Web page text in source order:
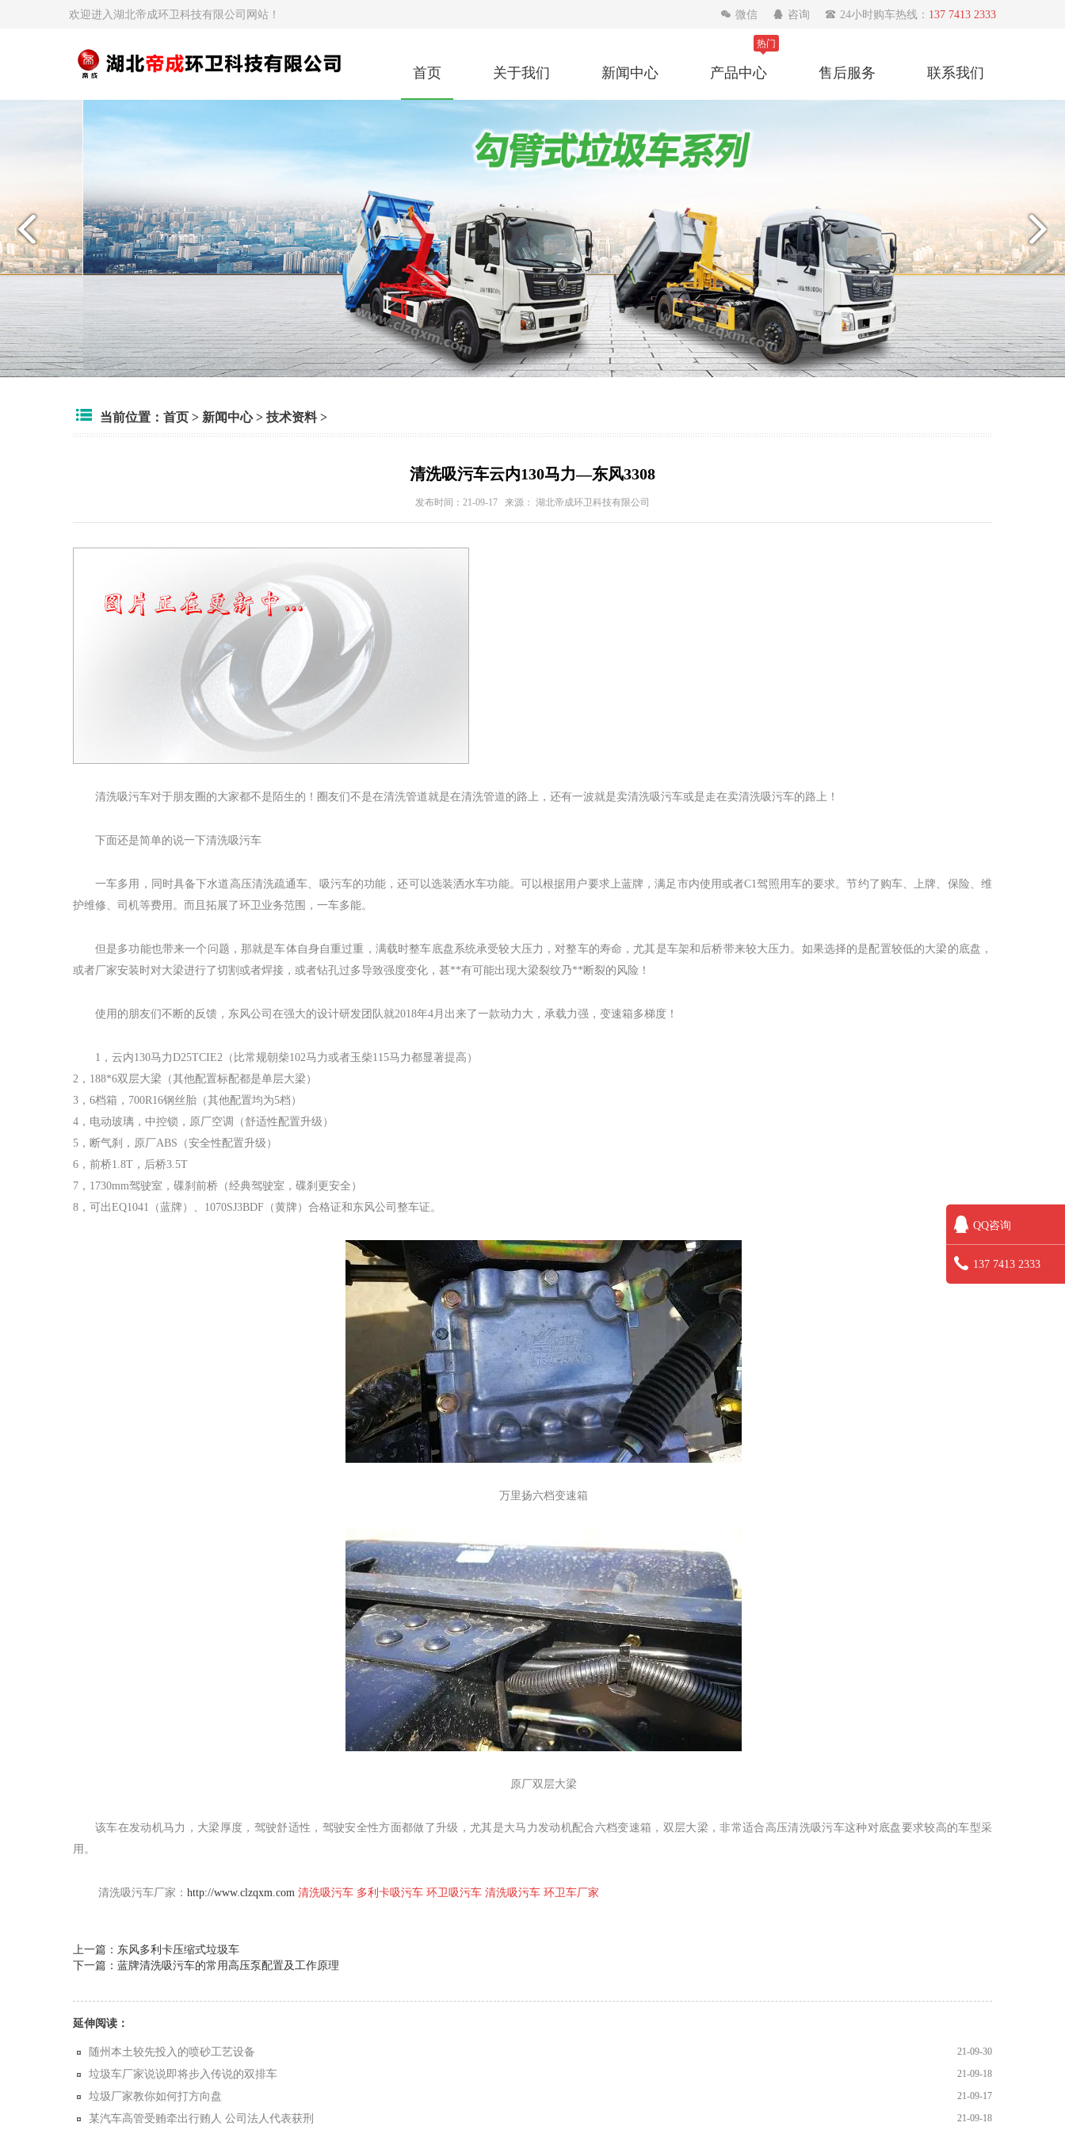
欢迎进入湖北帝成环卫科技有限公司网站！  微信  咨询  24小时购车热线： 137 7413 2333
首页 关于我们 新闻中心
热门
产品中心 售后服务 联系我们
当前位置： 首页 > 新闻中心> 技术资料>
清洗吸污车云内130马力—东风3308
发布时间：21-09-17 来源： 湖北帝成环卫科技有限公司
清洗吸污车对于朋友圈的大家都不是陌生的！圈友们不是在清洗管道就是在清洗管道的路上，还有一波就是卖清洗吸污车或是走在卖清洗吸污车的路上！
下面还是简单的说一下清洗吸污车
一车多用，同时具备下水道高压清洗疏通车、吸污车的功能，还可以选装洒水车功能。可以根据用户要求上蓝牌，满足市内使用或者C1驾照用车的要求。节约了购车、上牌、保险、维
护维修、司机等费用。而且拓展了环卫业务范围，一车多能。
但是多功能也带来一个问题，那就是车体自身自重过重，满载时整车底盘系统承受较大压力，对整车的寿命，尤其是车架和后桥带来较大压力。如果选择的是配置较低的大梁的底盘，
或者厂家安装时对大梁进行了切割或者焊接，或者钻孔过多导致强度变化，甚**有可能出现大梁裂纹乃**断裂的风险！
使用的朋友们不断的反馈，东风公司在强大的设计研发团队就2018年4月出来了一款动力大，承载力强，变速箱多梯度！
1 ，云内130马力D25TCIE2 （比常规朝柴102马力或者玉柴115马力都显著提高）
2 ， 188*6双层大梁（其他配置标配都是单层大梁）
3 ， 6档箱， 700R16钢丝胎（其他配置均为5档）
4 ，电动玻璃，中控锁，原厂空调（舒适性配置升级）
5 ，断气刹，原厂ABS （安全性配置升级）
6 ，前桥1.8T ，后桥3.5T
7 ， 1730mm驾驶室，碟刹前桥（经典驾驶室，碟刹更安全）
8 ，可出EQ1041 （蓝牌）、 1070SJ3BDF （黄牌）合格证和东风公司整车证。
万里扬六档变速箱
原厂双层大梁
该车在发动机马力，大梁厚度，驾驶舒适性，驾驶安全性方面都做了升级，尤其是大马力发动机配合六档变速箱，双层大梁，非常适合高压清洗吸污车这种对底盘要求较高的车型采
用。
清洗吸污车厂家： http://www.clzqxm.com 清洗吸污车 多利卡吸污车 环卫吸污车 清洗吸污车 环卫车厂家
上一篇：东风多利卡压缩式垃圾车
下一篇：蓝牌清洗吸污车的常用高压泵配置及工作原理
延伸阅读：
随州本土较先投入的喷砂工艺设备 21-09-30
垃圾车厂家说说即将步入传说的双排车 21-09-18
垃圾厂家教你如何打方向盘 21-09-17
某汽车高管受贿牵出行贿人 公司法人代表获刑 21-09-18
QQ咨询
137 7413 2333